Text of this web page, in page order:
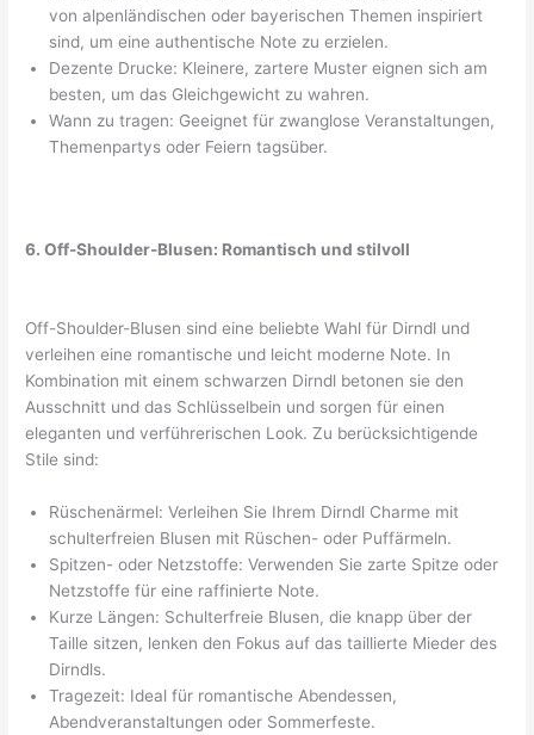
von alpenländischen oder bayerischen Themen inspiriert
sind, um eine authentische Note zu erzielen.
Dezente Drucke: Kleinere, zartere Muster eignen sich am
besten, um das Gleichgewicht zu wahren.
Wann zu tragen: Geeignet für zwanglose Veranstaltungen,
Themenpartys oder Feiern tagsüber.
6. Off-Shoulder-Blusen: Romantisch und stilvoll
Off-Shoulder-Blusen sind eine beliebte Wahl für Dirndl und
verleihen eine romantische und leicht moderne Note. In
Kombination mit einem schwarzen Dirndl betonen sie den
Ausschnitt und das Schlüsselbein und sorgen für einen
eleganten und verführerischen Look. Zu berücksichtigende
Stile sind:
Rüschenärmel: Verleihen Sie Ihrem Dirndl Charme mit
schulterfreien Blusen mit Rüschen- oder Puffärmeln.
Spitzen- oder Netzstoffe: Verwenden Sie zarte Spitze oder
Netzstoffe für eine raffinierte Note.
Kurze Längen: Schulterfreie Blusen, die knapp über der
Taille sitzen, lenken den Fokus auf das taillierte Mieder des
Dirndls.
Tragezeit: Ideal für romantische Abendessen,
Abendveranstaltungen oder Sommerfeste.